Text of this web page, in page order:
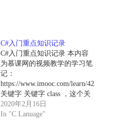
C#入门重点知识记录
C#入门重点知识记录 本内容
为慕课网的视频教学的学习笔
记：
https://www.imooc.com/learn/422
关键字 关键字 class ，这个关
键字的用途是声明类。比如上
面例子中，类名叫做
2020年2月16日
In "C Lanuage"